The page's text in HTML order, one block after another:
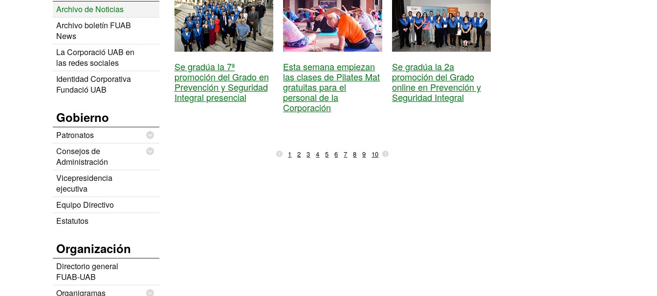
Archivo de Noticias
Archivo boletín FUAB
News
La Corporació UAB en
las redes sociales
Identidad Corporativa
Fundació UAB
Gobierno
Patronatos
Consejos de
Administración
Vicepresidencia
ejecutiva
Equipo Directivo
Estatutos
Organización
Directorio general
FUAB-UAB
Organigramas
Se gradúa la 7ª
promoción del Grado en
Prevención y Seguridad
Integral presencial
Esta semana empiezan
las clases de Pilates Mat
gratuitas para el
personal de la
Corporación
Se gradúa la 2a
promoción del Grado
online en Prevención y
Seguridad Integral
1 2 3 4 5 6 7 8 9 10